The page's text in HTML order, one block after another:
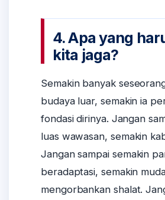
4. Apa yang
kita jaga?
Semakin banyak
budaya luar, semakin ia
fondasi dirinya. Jangan
luas wawasan, semakin
Jangan sampai semakin
beradaptasi, semakin
mengorbankan shalat.